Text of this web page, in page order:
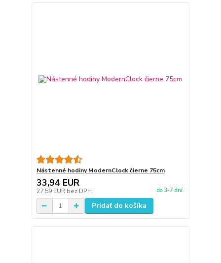
Nástenné hodiny ModernClock čierne 75cm
33,94 EUR
27,59 EUR bez DPH do 3-7 dní
Pridať do košíka